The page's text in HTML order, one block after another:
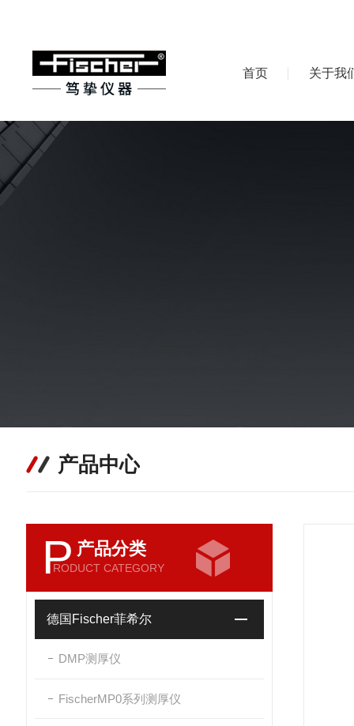
首页 关于我
产品中心
P 产品分类
RODUCT CATEGORY
德国Fischer菲希尔
DMP测厚仪
FischerMP0系列测厚仪